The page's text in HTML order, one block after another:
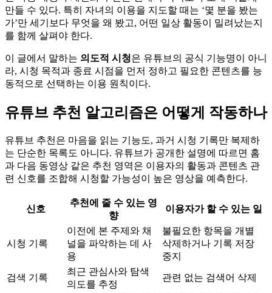
만들 수 있다. 특히 자녀의 이용을 지도할 때는 ‘몇 분을 봤는
가’만 세기보다 무엇을 왜 봤고, 어떤 일상 활동이 밀려났는지
를 함께 살펴야 한다.
이 글에서 말하는 의도적 시청은 유튜브의 공식 기능명이 아니
라, 시청 목적과 종료 시점을 먼저 정하고 필요한 콘텐츠를 능
동적으로 선택하는 이용 원칙이다.
유튜브 추천 알고리즘은 어떻게 작동하나
유튜브 추천은 마음을 읽는 기능도, 과거 시청 기록만 복제하
는 단순한 목록도 아니다. 유튜브가 공개한 설명에 따르면 홈
과 다음 동영상 같은 추천 영역은 이용자의 활동과 콘텐츠 관
련 신호를 조합해 시청할 가능성이 높은 영상을 예측한다.
신호
추천에 줄 수 있는 영
향
이용자가 할 수 있는 일
시청 기록
이전에 본 주제와 채
널을 파악하는 데 사
용
불필요한 항목을 개별
삭제하거나 기록 저장
중지
검색 기록
최근 관심사와 탐색
의도를 추정
관련 없는 검색어 삭제